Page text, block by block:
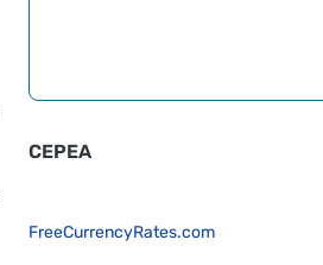
CEPEA
FreeCurrencyRates.com